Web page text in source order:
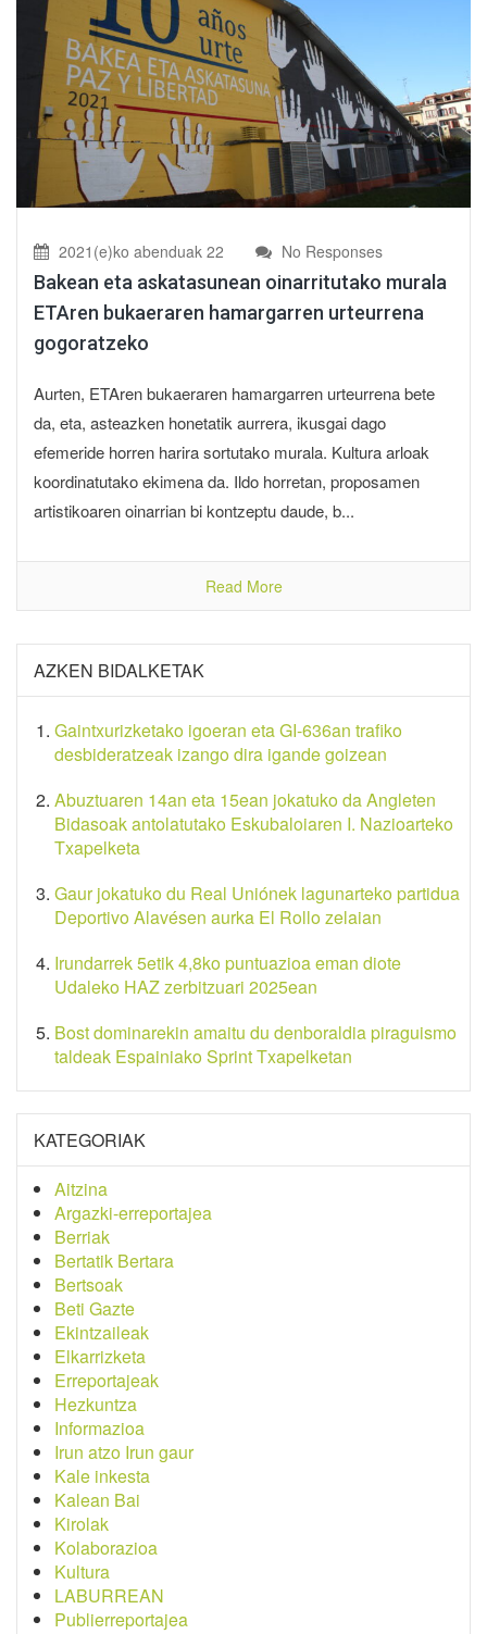
2021(e)ko abenduak 22 No Responses
Bakean eta askatasunean oinarritutako murala
ETAren bukaeraren hamargarren urteurrena
gogoratzeko
Aurten, ETAren bukaeraren hamargarren urteurrena bete
da, eta, asteazken honetatik aurrera, ikusgai dago
efemeride horren harira sortutako murala. Kultura arloak
koordinatutako ekimena da. Ildo horretan, proposamen
artistikoaren oinarrian bi kontzeptu daude, b...
Read More
AZKEN BIDALKETAK
Gaintxurizketako igoeran eta GI-636an trafiko
desbideratzeak izango dira igande goizean
Abuztuaren 14an eta 15ean jokatuko da Angleten
Bidasoak antolatutako Eskubaloiaren I. Nazioarteko
Txapelketa
Gaur jokatuko du Real Uniónek lagunarteko partidua
Deportivo Alavésen aurka El Rollo zelaian
Irundarrek 5etik 4,8ko puntuazioa eman diote
Udaleko HAZ zerbitzuari 2025ean
Bost dominarekin amaitu du denboraldia piraguismo
taldeak Espainiako Sprint Txapelketan
KATEGORIAK
Aitzina
Argazki-erreportajea
Berriak
Bertatik Bertara
Bertsoak
Beti Gazte
Ekintzaileak
Elkarrizketa
Erreportajeak
Hezkuntza
Informazioa
Irun atzo Irun gaur
Kale inkesta
Kalean Bai
Kirolak
Kolaborazioa
Kultura
LABURREAN
Publierreportajea